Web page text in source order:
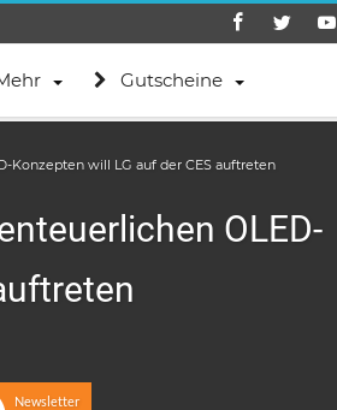
Gutscheine
Konzepten will LG auf der CES auftreten
OLED-
Newsletter